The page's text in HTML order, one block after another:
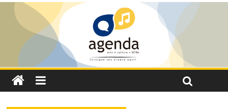
Guia de Museus Baianos lança tour virtual pelo Memorial Mãe
Menininha do Gantois, em homenagem aos 40 anos do legado da
ialorixá
Projeto abre inscrições para oficinas gratuitas voltadas à
valorização da cultura afro-brasileira em Salvador
16ª Jornada de Dança da Bahia leva formação e espetáculo
gratuitos a quatro cidades brasileiras